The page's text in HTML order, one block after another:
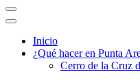
Inicio
¿Qué hacer en Punta
Cerro de la Cruz